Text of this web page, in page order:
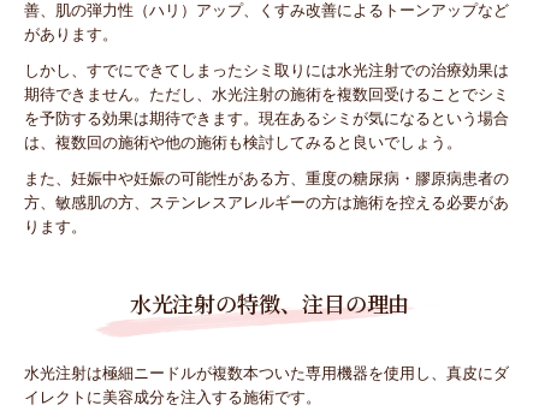
善、肌の弾力性（ハリ）アップ、くすみ改善によるトーンアップなど
があります。
しかし、すでにできてしまったシミ取りには水光注射での治療効果は
期待できません。ただし、水光注射の施術を複数回受けることでシミ
を予防する効果は期待できます。現在あるシミが気になるという場合
は、複数回の施術や他の施術も検討してみると良いでしょう。
また、妊娠中や妊娠の可能性がある方、重度の糖尿病・膠原病患者の
方、敏感肌の方、ステンレスアレルギーの方は施術を控える必要があ
ります。
水光注射の特徴、注目の理由
水光注射は極細ニードルが複数本ついた専用機器を使用し、真皮にダ
イレクトに美容成分を注入する施術です。